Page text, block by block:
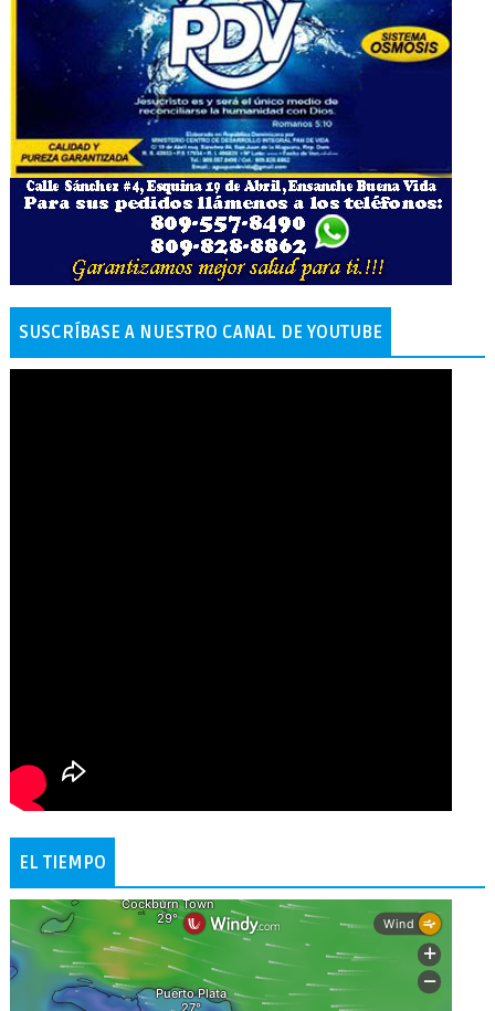
SUSCRÍBASE A NUESTRO CANAL DE YOUTUBE
EL TIEMPO